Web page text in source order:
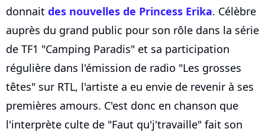
donnait des nouvelles de Princess Erika. Célèbre
auprès du grand public pour son rôle dans la série
de TF1 "Camping Paradis" et sa participation
régulière dans l'émission de radio "Les grosses
têtes" sur RTL, l'artiste a eu envie de revenir à ses
premières amours. C'est donc en chanson que
l'interprète culte de "Faut qu'j'travaille" fait son